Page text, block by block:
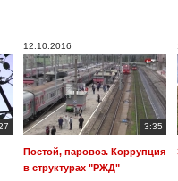
12.10.2016
3:35
Постой, паровоз. Коррупция
в структурах "РЖД"